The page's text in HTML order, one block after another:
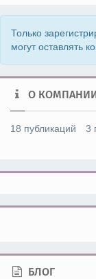
Только
могут оставлять
О
18 публикаций 3
БЛОГ